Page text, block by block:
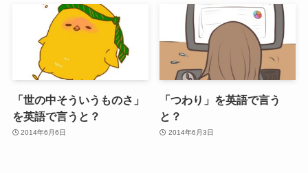
「世の中そういうものさ」
を英語で言うと？
2014年6月6日
「つわり」を英語で言う
と？
2014年6月3日